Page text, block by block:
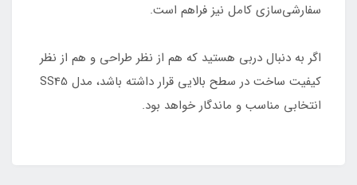
سفارشی‌سازی کامل نیز فراهم است.
اگر به دنبال دربی هستید که هم از نظر طراحی و هم از نظر
کیفیت ساخت در سطح بالایی قرار داشته باشد، مدل SS45
انتخابی مناسب و ماندگار خواهد بود.